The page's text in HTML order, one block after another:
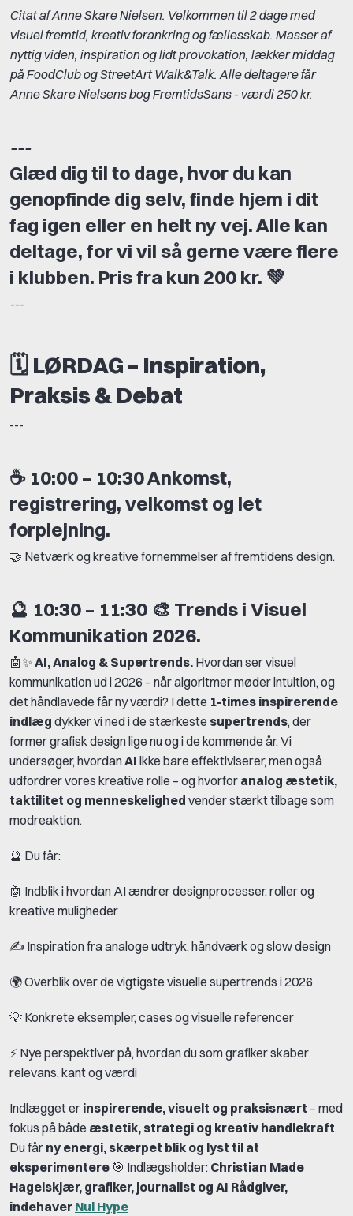
Citat af Anne Skare Nielsen. Velkommen til 2 dage med
visuel fremtid, kreativ forankring og fællesskab. Masser af
nyttig viden, inspiration og lidt provokation, lækker middag
på FoodClub og StreetArt Walk&Talk. Alle deltagere får
Anne Skare Nielsens bog FremtidsSans - værdi 250 kr.
---
Glæd dig til to dage, hvor du kan
genopfinde dig selv, finde hjem i dit
fag igen eller en helt ny vej. Alle kan
deltage, for vi vil så gerne være flere
i klubben. Pris fra kun 200 kr. 💚
---
🗓️ LØRDAG – Inspiration,
Praksis & Debat
---
☕ 10:00 – 10:30 Ankomst,
registrering, velkomst og let
forplejning.
🤝 Netværk og kreative fornemmelser af fremtidens design.
🔮 10:30 – 11:30 🎨 Trends i Visuel
Kommunikation 2026.
🤖✨ AI, Analog & Supertrends. Hvordan ser visuel
kommunikation ud i 2026 – når algoritmer møder intuition, og
det håndlavede får ny værdi? I dette 1-times inspirerende
indlæg dykker vi ned i de stærkeste supertrends, der
former grafisk design lige nu og i de kommende år. Vi
undersøger, hvordanAI ikke bare effektiviserer, men også
udfordrer vores kreative rolle – og hvorfor analog æstetik,
taktilitet og menneskelighed vender stærkt tilbage som
modreaktion.
🔮 Du får:
🤖 Indblik i hvordan AI ændrer designprocesser, roller og
kreative muligheder
✍️ Inspiration fra analoge udtryk, håndværk og slow design
🌍 Overblik over de vigtigste visuelle supertrends i 2026
💡 Konkrete eksempler, cases og visuelle referencer
⚡ Nye perspektiver på, hvordan du som grafiker skaber
relevans, kant og værdi
Indlægget er inspirerende, visuelt og praksisnært – med
fokus på både æstetik, strategi og kreativ handlekraft.
Du får ny energi, skærpet blik og lyst til at
eksperimentere 🎯 Indlægsholder: Christian Made
Hagelskjær, grafiker, journalist og AI Rådgiver,
indehaver Nul Hype